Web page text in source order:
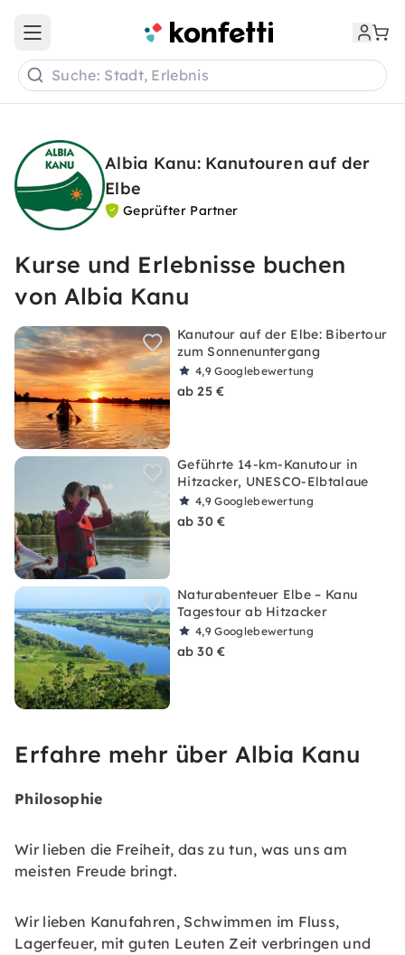
Open main menu
Suche: Stadt, Erlebnis
Albia Kanu: Kanutouren auf der
Elbe
Geprüfter Partner
Kurse und Erlebnisse buchen
von Albia Kanu
Kanutour auf der Elbe: Bibertour
zum Sonnenuntergang
4,9Googlebewertung
ab 25 €
Geführte 14-km-Kanutour in
Hitzacker, UNESCO-Elbtalaue
4,9Googlebewertung
ab 30 €
Naturabenteuer Elbe – Kanu
Tagestour ab Hitzacker
4,9Googlebewertung
ab 30 €
Erfahre mehr über Albia Kanu
Philosophie
Wir lieben die Freiheit, das zu tun, was uns am
meisten Freude bringt.
Wir lieben Kanufahren, Schwimmen im Fluss,
Lagerfeuer, mit guten Leuten Zeit verbringen und